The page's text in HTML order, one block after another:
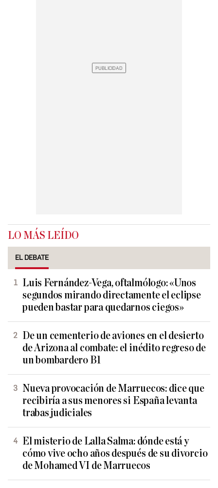
LO MÁS LEÍDO
EL DEBATE
Luis Fernández-Vega, oftalmólogo: «Unos
segundos mirando directamente el eclipse
pueden bastar para quedarnos ciegos»
De un cementerio de aviones en el desierto
de Arizona al combate: el inédito regreso de
un bombardero B1
Nueva provocación de Marruecos: dice que
recibiría a sus menores si España levanta
trabas judiciales
El misterio de Lalla Salma: dónde está y
cómo vive ocho años después de su divorcio
de Mohamed VI de Marruecos